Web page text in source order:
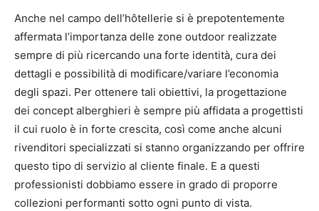
Anche nel campo dell’hôtellerie si è prepotentemente
affermata l’importanza delle zone outdoor realizzate
sempre di più ricercando una forte identità, cura dei
dettagli e possibilità di modificare/variare l’economia
degli spazi. Per ottenere tali obiettivi, la progettazione
dei concept alberghieri è sempre più affidata a progettisti
il cui ruolo è in forte crescita, così come anche alcuni
rivenditori specializzati si stanno organizzando per offrire
questo tipo di servizio al cliente finale. E a questi
professionisti dobbiamo essere in grado di proporre
collezioni performanti sotto ogni punto di vista.